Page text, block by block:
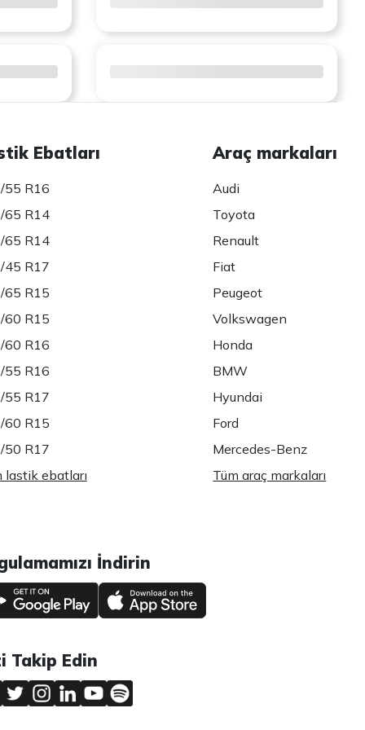
Ebatları
55 R16
65 R14
65 R14
45 R17
65 R15
60 R15
60 R16
55 R16
55 R17
60 R15
50 R17
lastik ebatları
Araç markaları
Audi
Toyota
Renault
Fiat
Peugeot
Volkswagen
Honda
BMW
Hyundai
Ford
Mercedes-Benz
Tüm araç markaları
İndirin
Takip Edin